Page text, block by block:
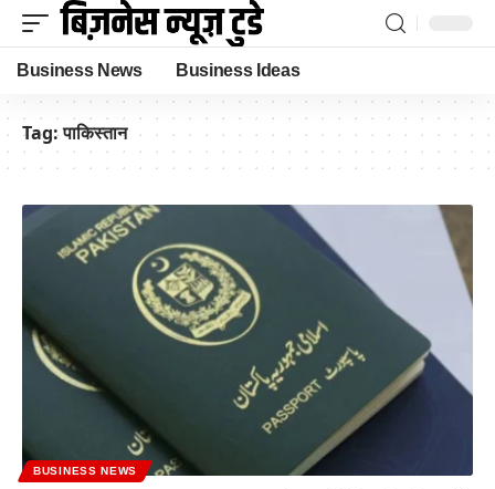
Business News Business Ideas
Tag:पाकिस्तान
BUSINESS NEWS